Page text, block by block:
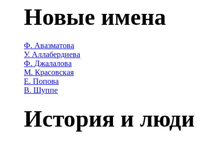
Новые имена
Ф. Авазматова
У. Аллабердиева
Ф. Джалалова
М. Красовская
Е. Попова
В. Шуппе
История и люди